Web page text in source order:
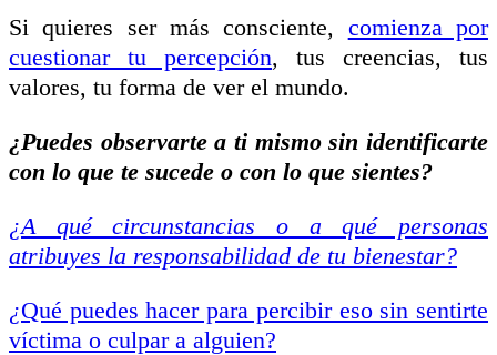
Si quieres ser más consciente, comienza por
cuestionar tu percepción, tus creencias, tus
valores, tu forma de ver el mundo.
¿Puedes observarte a ti mismo sin identificarte
con lo que te sucede o con lo que sientes?
¿A qué circunstancias o a qué personas
atribuyes la responsabilidad de tu bienestar?
¿Qué puedes hacer para percibir eso sin sentirte
víctima o culpar a alguien?